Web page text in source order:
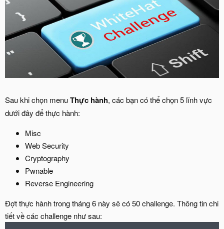
Sau khi chọn menuThực hành, các bạn có thể chọn 5 lĩnh vực
dưới đây để thực hành:
Misc
Web Security
Cryptography
Pwnable
Reverse Engineering
Đợt thực hành trong tháng 6 này sẽ có 50 challenge. Thông tin chi
tiết về các challenge như sau: